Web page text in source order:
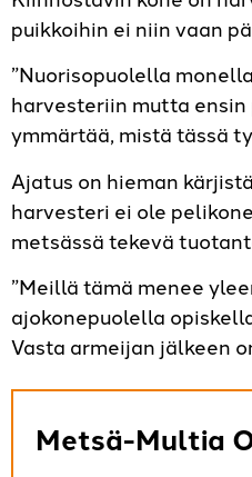
puikkoihin ei niin vaan
”Nuorisopuolella
harvesteriin mutta
ymmärtää, mistä tässä
Ajatus on hieman
harvesteri ei ole
metsässä tekevä
”Meillä tämä menee
ajokonepuolella
Vasta armeijan jälkeen
Metsä-Multia